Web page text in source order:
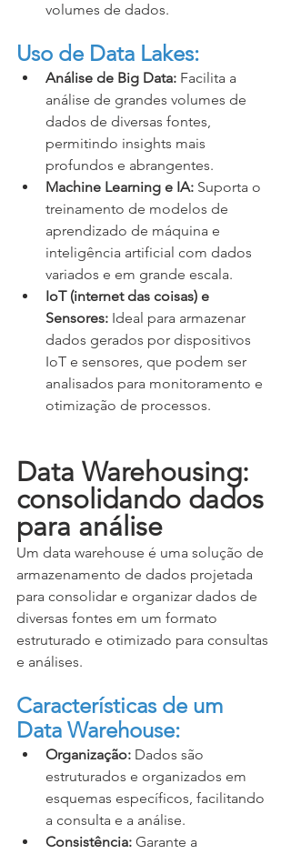
volumes de dados.
Uso de Data Lakes:
Análise de Big Data: Facilita a
análise de grandes volumes de
dados de diversas fontes,
permitindo insights mais
profundos e abrangentes.
Machine Learning e IA: Suporta o
treinamento de modelos de
aprendizado de máquina e
inteligência artificial com dados
variados e em grande escala.
IoT (internet das coisas) e
Sensores: Ideal para armazenar
dados gerados por dispositivos
IoT e sensores, que podem ser
analisados para monitoramento e
otimização de processos.
Data Warehousing:
consolidando dados
para análise
Um data warehouse é uma solução de
armazenamento de dados projetada
para consolidar e organizar dados de
diversas fontes em um formato
estruturado e otimizado para consultas
e análises.
Características de um
Data Warehouse:
Organização: Dados são
estruturados e organizados em
esquemas específicos, facilitando
a consulta e a análise.
Consistência: Garante a